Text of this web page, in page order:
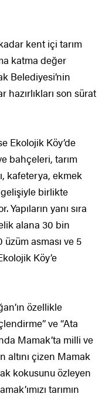
kent içi tarım
katma değer
Belediyesi’nin
hazırlıkları son sürat
Ekolojik Köy’de
bahçeleri, tarım
kafeterya, ekmek
gelişiyle birlikte
Yapıların yanı sıra
alana 30 bin
asması ve 5
Köy’e
özellikle
ve “Ata
Mamak’ta milli ve
altını çizen Mamak
kokusunu özleyen
tarımın